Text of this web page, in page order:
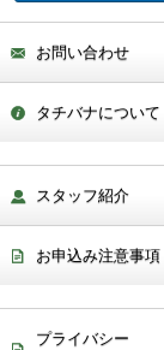
お問い合わせ
タチバナについて
スタッフ紹介
お申込み注意事項
プライバシー